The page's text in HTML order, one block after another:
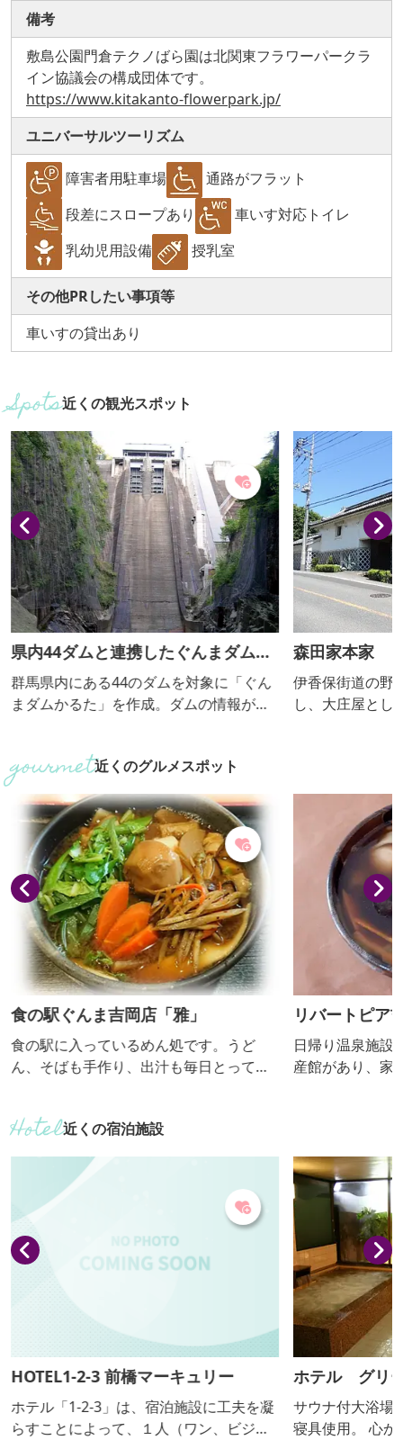
備考
敷島公園門倉テクノばら園は北関東フラワーパークラ
イン協議会の構成団体です。
https://www.kitakanto-flowerpark.jp/
ユニバーサルツーリズム
障害者用駐車場
通路がフラット
段差にスロープあり
車いす対応トイレ
乳幼児用設備
授乳室
その他PRしたい事項等
車いすの貸出あり
近くの観光スポット
県内44ダムと連携したぐんまダムか
るた
群馬県内にある44のダムを対象に「ぐん
まダムかるた」を作成。ダムの情報がわ
4組揃えて、かるたとして遊ぼう。
森田家本家
伊香保街道の野
し、大庄屋とし
田本家。
近くのグルメスポット
食の駅ぐんま吉岡店「雅」
食の駅に入っているめん処です。うど
ん、そばも手作り、出汁も毎日とってい
リバートピア
日帰り温泉施設
産館があり、家
近くの宿泊施設
HOTEL1-2-3 前橋マーキュリー
ホテル「1-2-3」は、宿泊施設に工夫を凝
らすことによって、１人（ワン、ビジネ
ホテル グリ
サウナ付大浴場
寝具使用。 心